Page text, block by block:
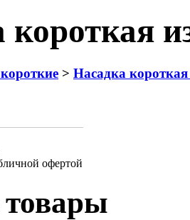
короткая
> Насадка
офертой